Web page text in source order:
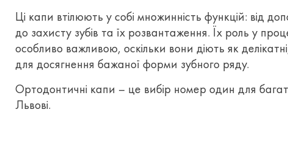
Ці капи втілюють у собі множинність функцій: від
до захисту зубів та їх розвантаження. Їх роль у
особливо важливою, оскільки вони діють як
для досягнення бажаної форми зубного ряду.
Ортодонтичні капи – це вибір номер один для
Львові.